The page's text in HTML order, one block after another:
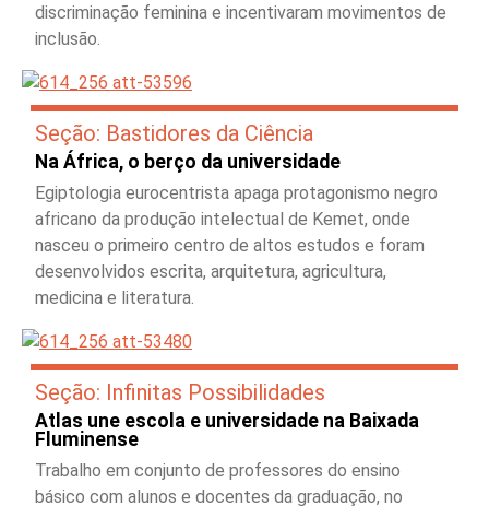
discriminação feminina e incentivaram movimentos de
inclusão.
Seção: Bastidores da Ciência
Na África, o berço da universidade
Egiptologia eurocentrista apaga protagonismo negro
africano da produção intelectual de Kemet, onde
nasceu o primeiro centro de altos estudos e foram
desenvolvidos escrita, arquitetura, agricultura,
medicina e literatura.
Seção: Infinitas Possibilidades
Atlas une escola e universidade na Baixada
Fluminense
Trabalho em conjunto de professores do ensino
básico com alunos e docentes da graduação, no